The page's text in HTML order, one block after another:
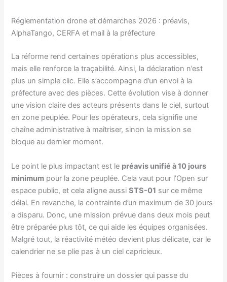
Réglementation drone et démarches 2026 : préavis,
AlphaTango, CERFA et mail à la préfecture
La réforme rend certaines opérations plus accessibles,
mais elle renforce la traçabilité. Ainsi, la déclaration n’est
plus un simple clic. Elle s’accompagne d’un envoi à la
préfecture avec des pièces. Cette évolution vise à donner
une vision claire des acteurs présents dans le ciel, surtout
en zone peuplée. Pour les opérateurs, cela signifie une
chaîne administrative à maîtriser, sinon la mission se
bloque au dernier moment.
Le point le plus impactant est le préavis unifié à 10 jours
minimum pour la zone peuplée. Cela vaut pour l’Open sur
espace public, et cela aligne aussiSTS-01 sur ce même
délai. En revanche, la contrainte d’un maximum de 30 jours
a disparu. Donc, une mission prévue dans deux mois peut
être préparée plus tôt, ce qui aide les équipes organisées.
Malgré tout, la réactivité météo devient plus délicate, car le
calendrier ne se plie pas à un ciel capricieux.
Pièces à fournir : construire un dossier qui passe du